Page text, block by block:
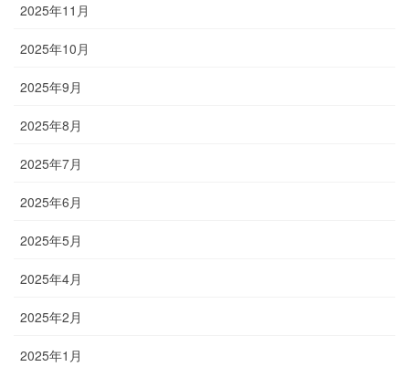
2025年11月
2025年10月
2025年9月
2025年8月
2025年7月
2025年6月
2025年5月
2025年4月
2025年2月
2025年1月